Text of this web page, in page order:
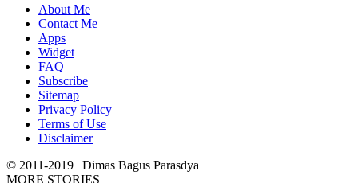
About Me
Contact Me
Apps
Widget
FAQ
Subscribe
Sitemap
Privacy Policy
Terms of Use
Disclaimer
© 2011-2019 | Dimas Bagus Parasdya
MORE STORIES